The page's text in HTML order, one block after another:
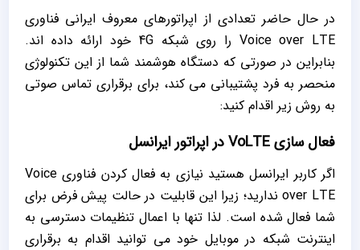
در حال حاضر تعدادی از اپراتورهای معروف ایرانی فناوری
Voice over LTE را روی شبکه 4G خود ارائه داده اند.
بنابراین در صورتی که دستگاه هوشمند شما از این تکنولوژی
منحصر به فرد پشتیبانی می‌ کند، برای برقراری تماس صوتی
به روش زیر اقدام کنید:
فعال‌‌ سازی VoLTE در اپراتور ایرانسل
اگر کاربر ایرانسل هستید نیازی به فعال کردن فناوری Voice
over LTE ندارید؛ زیرا این قابلیت در حالت پیش فرض برای
شما فعال شده است. لذا تنها با اعمال تنظیمات دسترسی به
اینترنت شبکه در موبایل خود می‌ توانید اقدام به برقراری